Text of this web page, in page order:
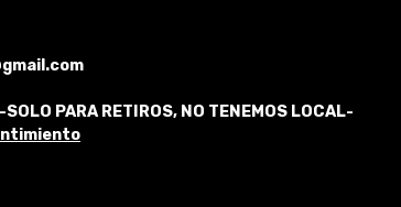
PARA RETIROS, NO TENEMOS LOCAL-